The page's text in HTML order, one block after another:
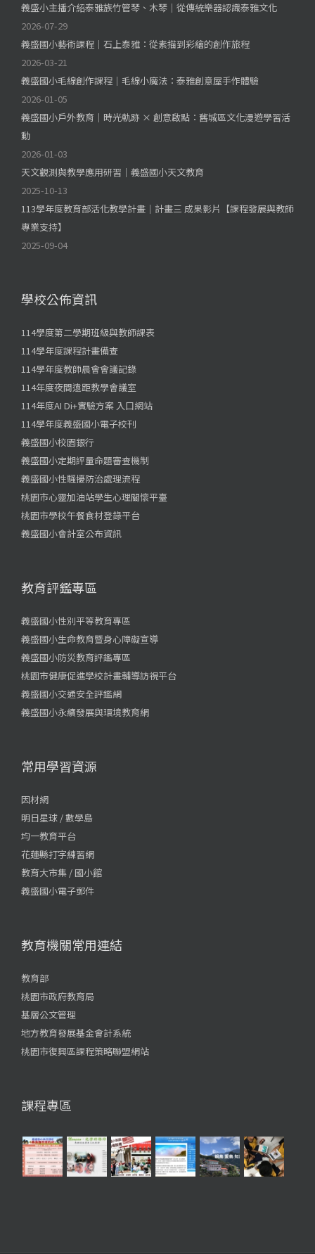
義盛小主播介紹泰雅族竹管琴、木琴｜從傳統樂器認識泰雅文化
2026-07-29
義盛國小藝術課程｜石上泰雅：從素描到彩繪的創作旅程
2026-03-21
義盛國小毛線創作課程｜毛線小魔法：泰雅創意屋手作體驗
2026-01-05
義盛國小戶外教育｜時光軌跡 × 創意啟點：舊城區文化漫遊學習活
動
2026-01-03
天文觀測與教學應用研習｜義盛國小天文教育
2025-10-13
113學年度教育部活化教學計畫｜計畫三 成果影片【課程發展與教師
專業支持】
2025-09-04
學校公佈資訊
114學度第二學期班級與教師課表
114學年度課程計畫備查
114學年度教師晨會會議記錄
114年度夜間遠距教學會議室
114年度AI Di+實驗方案 入口網站
114學年度義盛國小電子校刊
義盛國小校園銀行
義盛國小定期評量命題審查機制
義盛國小性騷擾防治處理流程
桃園市心靈加油站學生心理關懷平臺
桃園市學校午餐食材登錄平台
義盛國小會計室公布資訊
教育評鑑專區
義盛國小性別平等教育專區
義盛國小生命教育暨身心障礙宣導
義盛國小防災教育評鑑專區
桃園市健康促進學校計畫輔導訪視平台
義盛國小交通安全評鑑網
義盛國小永續發展與環境教育網
常用學習資源
因材網
明日星球 / 數學島
均一教育平台
花蓮縣打字練習網
教育大市集 / 國小館
義盛國小電子郵件
教育機關常用連結
教育部
桃園市政府教育局
基層公文管理
地方教育發展基金會計系統
桃園市復興區課程策略聯盟網站
課程專區